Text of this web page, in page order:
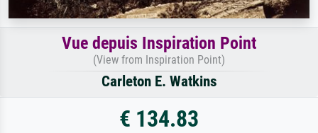
Vue depuis Inspiration Point
(View from Inspiration Point)
Carleton E. Watkins
€ 134.83